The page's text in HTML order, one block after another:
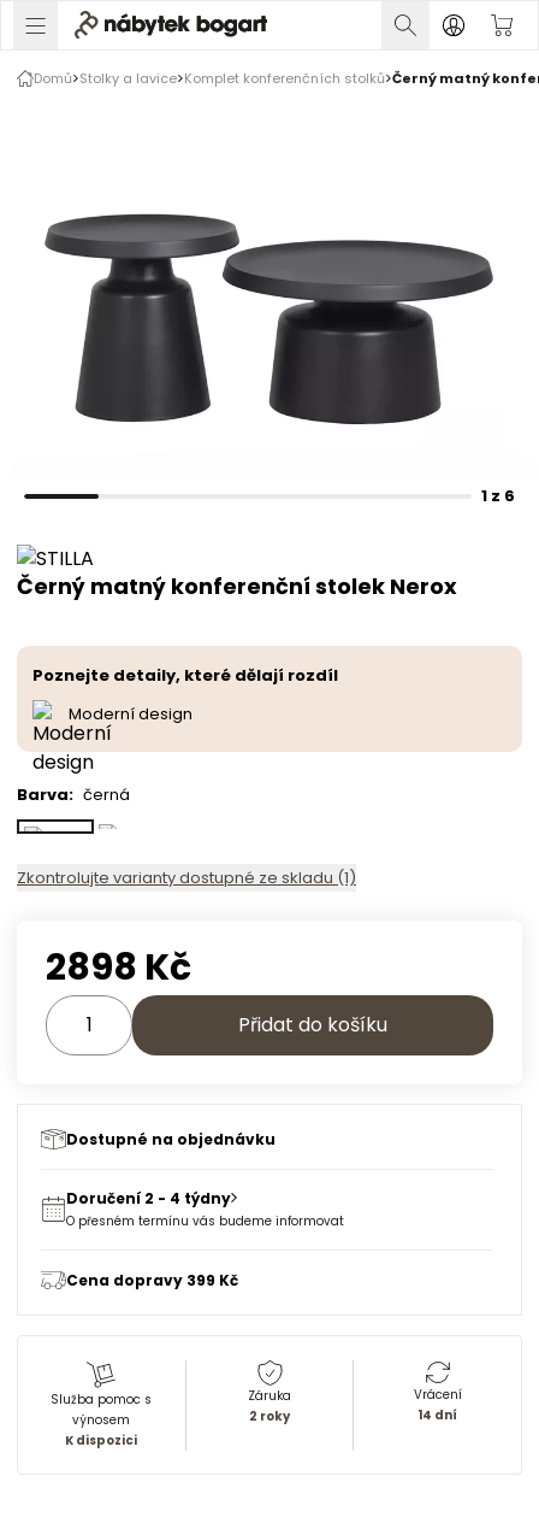
Domů Stolky a lavice Komplet konferenčních stolků Černý matný
1 z 6
Černý matný konferenční stolek Nerox
Poznejte detaily, které dělají rozdíl
Moderní design
Barva: černá
Zkontrolujte varianty dostupné ze skladu (1)
2898 Kč
Přidat do košíku
Dostupné na objednávku
Doručení 2 - 4 týdny
O přesném termínu vás budeme informovat
Cena dopravy 399 Kč
Služba pomoc s
výnosem
K dispozici
Záruka
2 roky
Vrácení
14 dní